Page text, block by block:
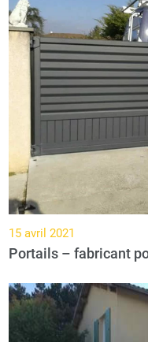
15 avril 2021
Portails – fabricant